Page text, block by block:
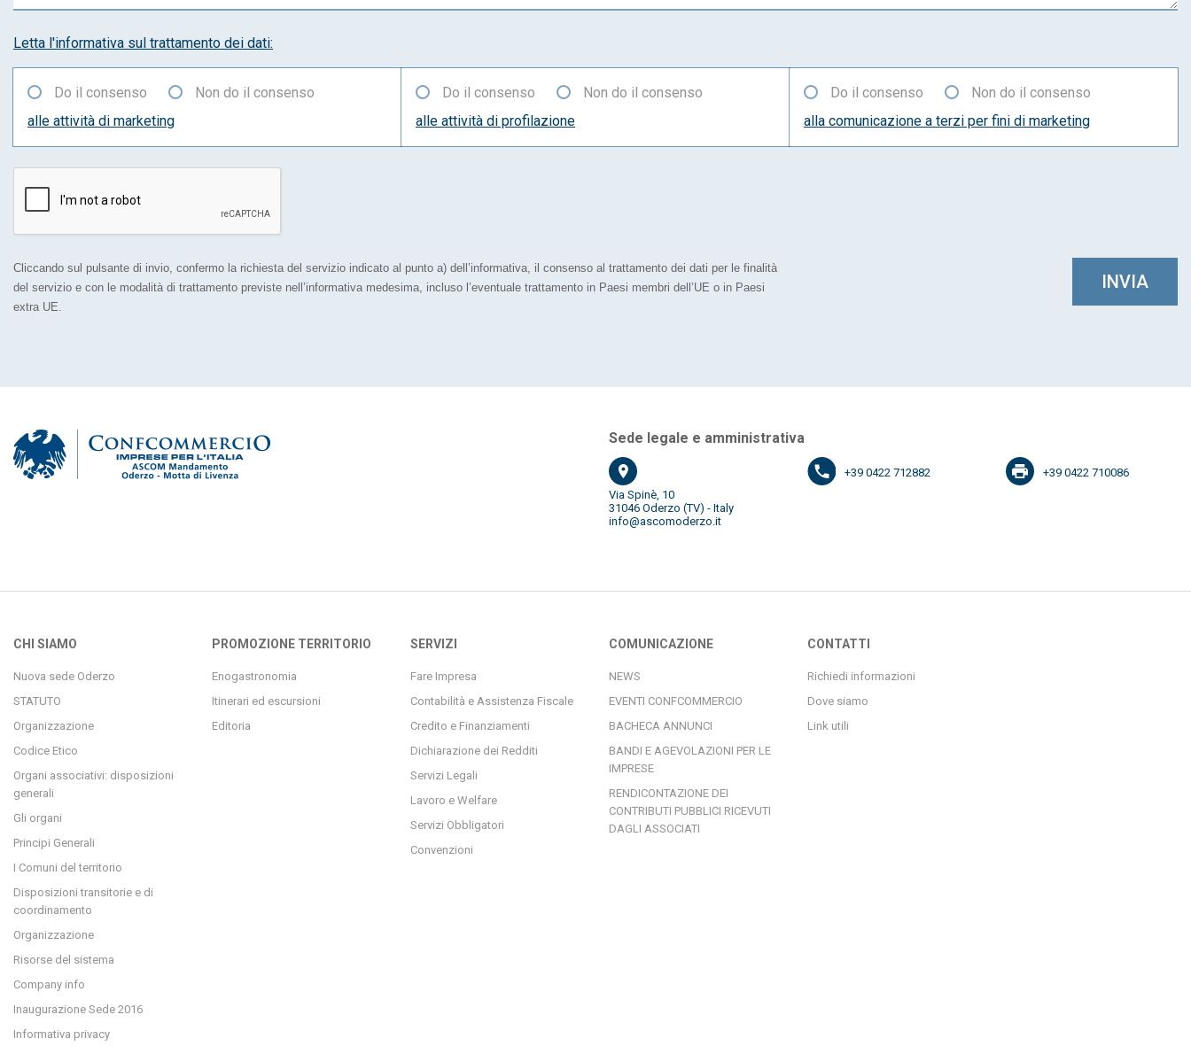
Letta l'informativa sul trattamento dei dati:
Do il consenso
Non do il consenso
alle attività di marketing
Do il consenso
Non do il consenso
alle attività di profilazione
Do il consenso
Non do il consenso
alla comunicazione a terzi per fini di marketing
Cliccando sul pulsante di invio, confermo la richiesta del servizio indicato al punto a) dell’informativa, il consenso al trattamento dei dati per le finalità
del servizio e con le modalità di trattamento previste nell’informativa medesima, incluso l’eventuale trattamento in Paesi membri dell’UE o in Paesi
extra UE.
INVIA
Ascom Mandamento Oderzo - Motta di Livenza
Sede legale e amministrativa
Via Spinè, 10
31046 Oderzo (TV) - Italy
info@ascomoderzo.it
+39 0422 712882 +39 0422 710086
CHI SIAMO
Nuova sede Oderzo
STATUTO
Organizzazione
Codice Etico
Organi associativi: disposizioni
generali
Gli organi
Principi Generali
I Comuni del territorio
Disposizioni transitorie e di
coordinamento
Organizzazione
Risorse del sistema
Company info
Inaugurazione Sede 2016
Informativa privacy
PROMOZIONE TERRITORIO
Enogastronomia
Itinerari ed escursioni
Editoria
SERVIZI
Fare Impresa
Contabilità e Assistenza Fiscale
Credito e Finanziamenti
Dichiarazione dei Redditi
Servizi Legali
Lavoro e Welfare
Servizi Obbligatori
Convenzioni
COMUNICAZIONE
NEWS
EVENTI CONFCOMMERCIO
BACHECA ANNUNCI
BANDI E AGEVOLAZIONI PER LE
IMPRESE
RENDICONTAZIONE DEI
CONTRIBUTI PUBBLICI RICEVUTI
DAGLI ASSOCIATI
CONTATTI
Richiedi informazioni
Dove siamo
Link utili